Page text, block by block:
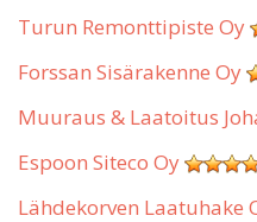
Turun Remonttipiste Oy
Forssan Sisärakenne Oy
Muuraus & Laatoitus
Espoon Siteco Oy
Lähdekorven Laatuhake